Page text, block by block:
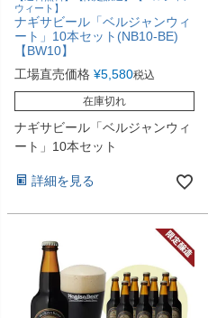
ウィート】
ナギサビール「ベルジャンウィ
ート」10本セット(NB10-BE)
【BW10】
工場直売価格 ¥5,580税込
在庫切れ
ナギサビール「ベルジャンウィ
ート」10本セット
詳細を見る